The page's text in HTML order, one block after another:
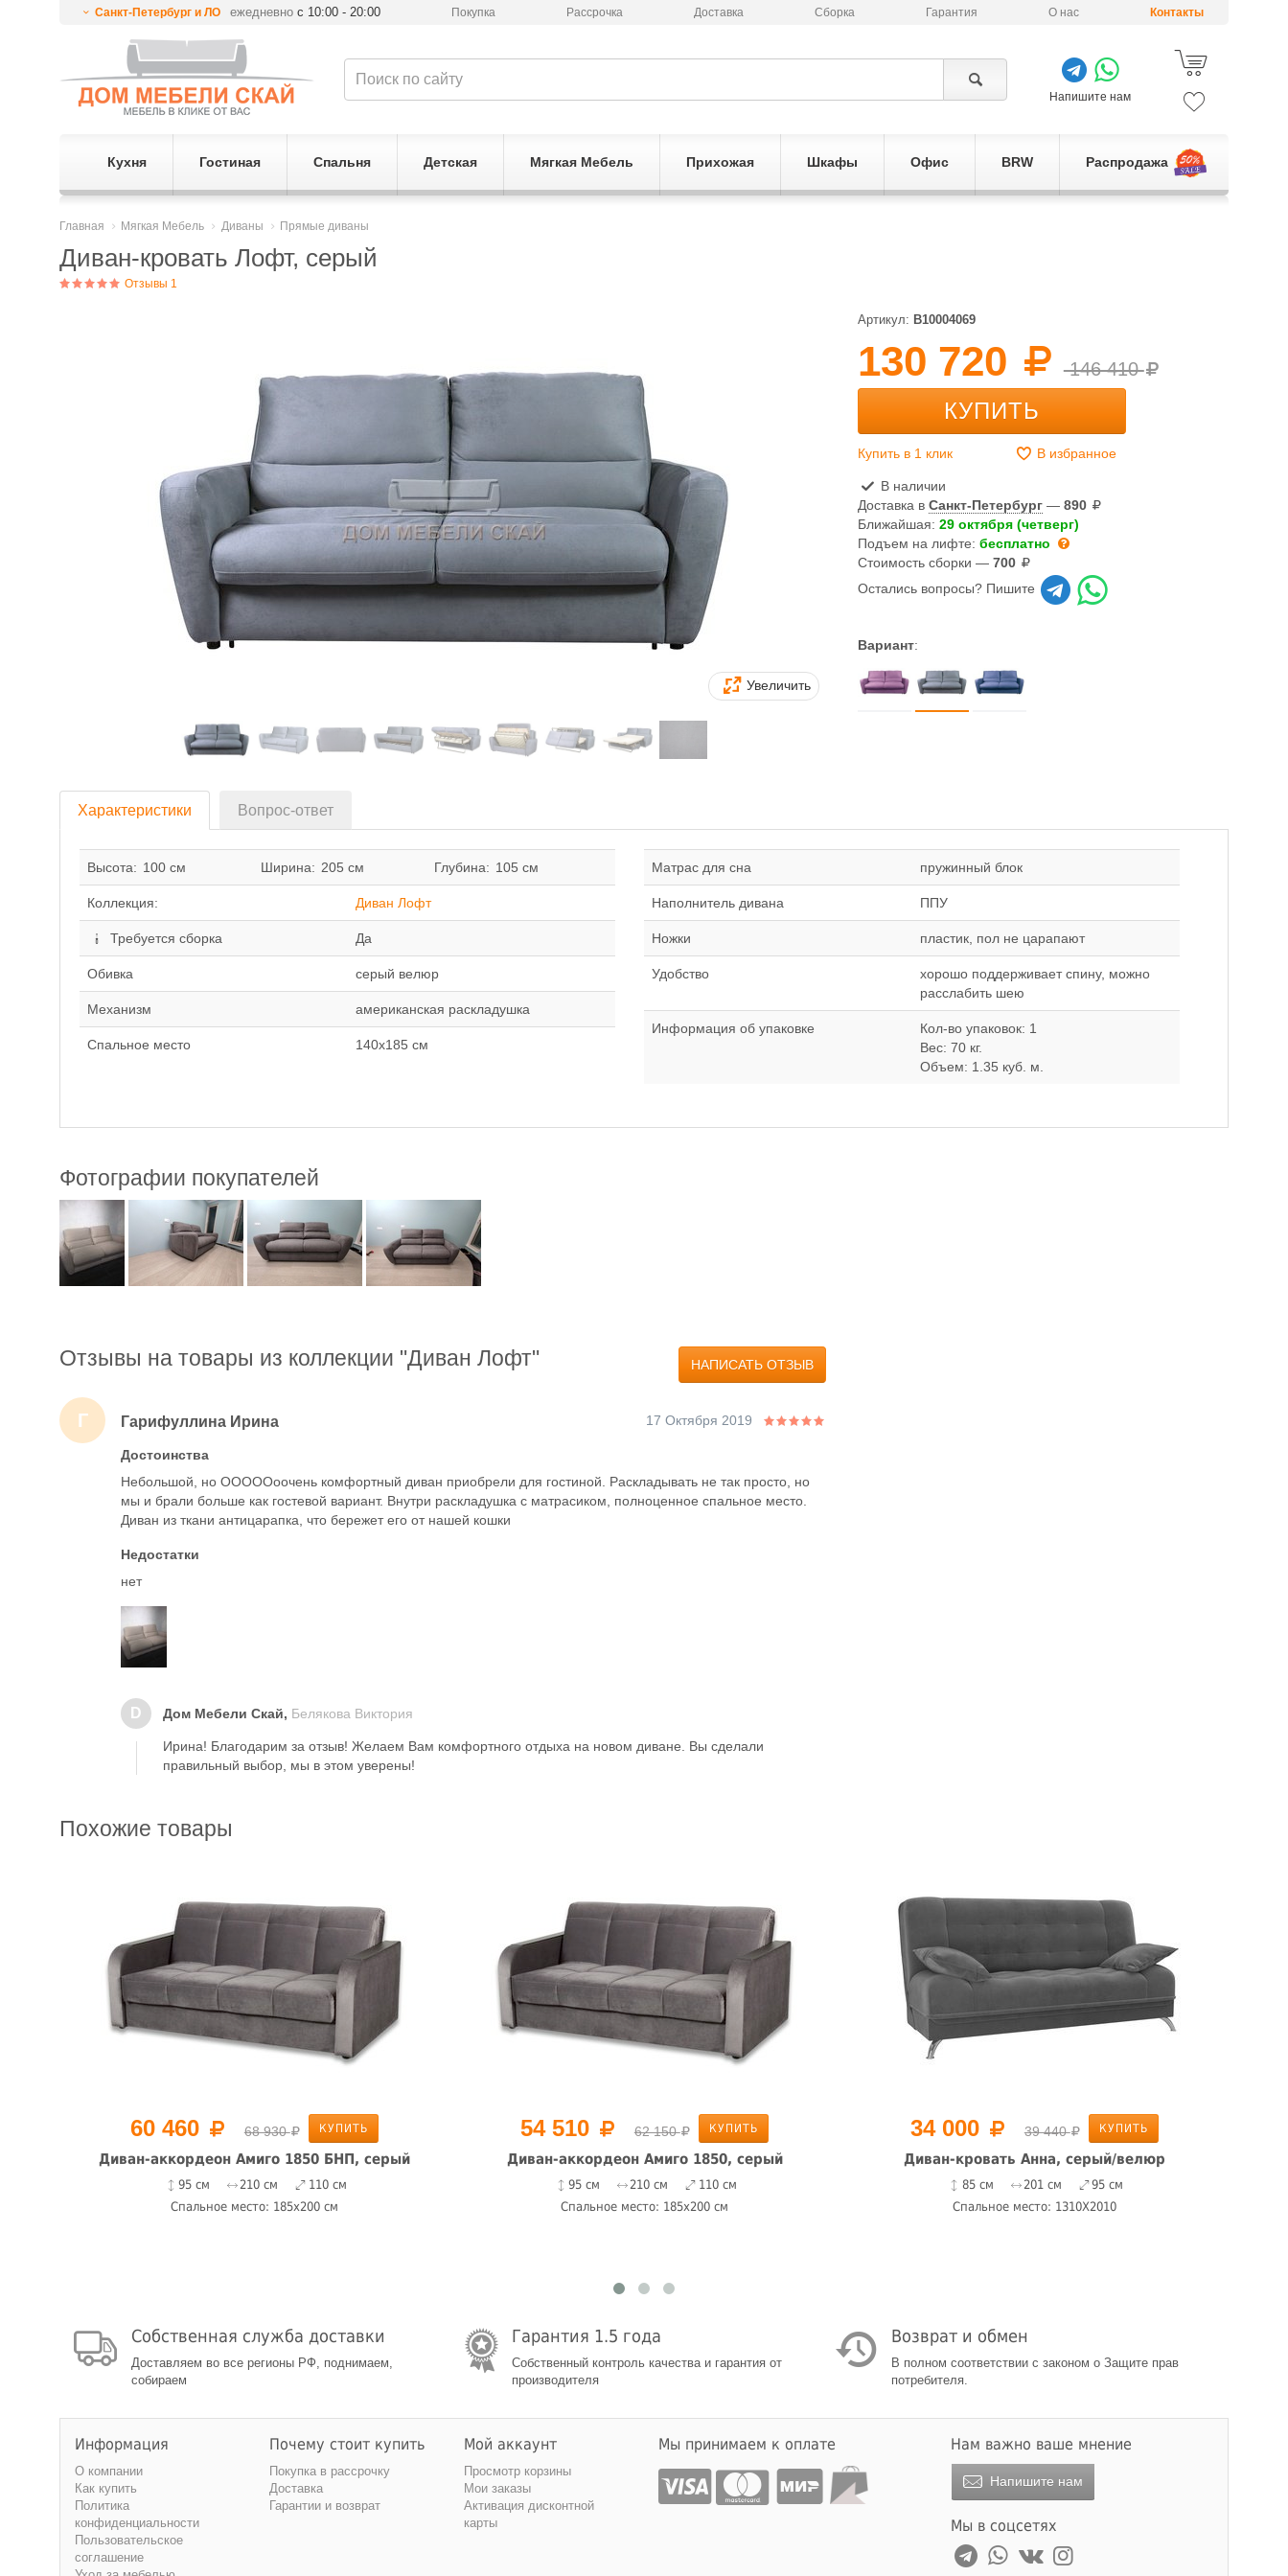
Санкт-Петербург и ЛО ежедневнос 10:00 - 20:00 Покупка Рассрочка Доставка Сборка Гарантия О нас Контакты
Напишите нам
Кухня Гостиная Спальня Детская Мягкая Мебель Прихожая Шкафы Офис BRW Распродажа
Главная Мягкая Мебель Диваны Прямые диваны
Диван-кровать Лофт, серый
Отзывы 1
Увеличить
Артикул: B10004069
130 720 146 410
КУПИТЬ
Купить в 1 клик В избранное
В наличии
Доставка вСанкт-Петербург —890
Ближайшая:29 октября (четверг)
Подъем на лифте:бесплатно
Стоимость сборки —700
Остались вопросы? Пишите
Вариант:
Характеристики Вопрос-ответ
Высота: 100 см Ширина: 205 см Глубина: 105 см
Коллекция: Диван Лофт
Требуется сборка Да
Обивка серый велюр
Механизм американская раскладушка
Спальное место 140x185 см
Матрас для сна пружинный блок
Наполнитель дивана ППУ
Ножки пластик, пол не царапают
Удобство
хорошо поддерживает спину, можно
расслабить шею
Информация об упаковке
Кол-во упаковок: 1
Вес: 70 кг.
Объем: 1.35 куб. м.
Фотографии покупателей
Отзывы на товары из коллекции "Диван Лофт" НАПИСАТЬ ОТЗЫВ
Г Гарифуллина Ирина 17 Октября 2019
Достоинства
Небольшой, но ОООООоочень комфортный диван приобрели для гостиной. Раскладывать не так просто, но
мы и брали больше как гостевой вариант. Внутри раскладушка с матрасиком, полноценное спальное место.
Диван из ткани антицарапка, что бережет его от нашей кошки
Недостатки
нет
D Дом Мебели Скай, Белякова Виктория
Ирина! Благодарим за отзыв! Желаем Вам комфортного отдыха на новом диване. Вы сделали
правильный выбор, мы в этом уверены!
Похожие товары
60 460 68 930 КУПИТЬ
Диван-аккордеон Амиго 1850 БНП, серый
95 см 210 см
110 см
Спальное место: 185x200 см
54 510 62 150 КУПИТЬ
Диван-аккордеон Амиго 1850, серый
95 см 210 см
110 см
Спальное место: 185x200 см
34 000 39 440 КУПИТЬ
Диван-кровать Анна, серый/велюр
85 см 201 см
95 см
Спальное место: 1310Х2010
Собственная служба доставки
Доставляем во все регионы РФ, поднимаем,
собираем
Гарантия 1.5 года
Собственный контроль качества и гарантия от
производителя
Возврат и обмен
В полном соответствии с законом о Защите прав
потребителя.
Информация
О компании
Как купить
Политика
конфиденциальности
Пользовательское
соглашение
Почему стоит купить
Покупка в рассрочку
Доставка
Гарантии и возврат
Мой аккаунт
Просмотр корзины
Мои заказы
Активация дисконтной
карты
Мы принимаем к оплате Нам важно ваше мнение
Напишите нам
Мы в соцсетях